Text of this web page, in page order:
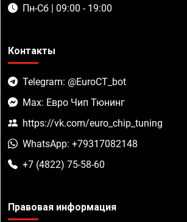
Пн-Сб | 09:00 - 19:00
Контакты
Telegram: @EuroCT_bot
Max: Евро Чип Тюнинг
https://vk.com/euro_chip_tuning
WhatsApp: +79317082148
+7 (4822) 75-58-60
Правовая информация